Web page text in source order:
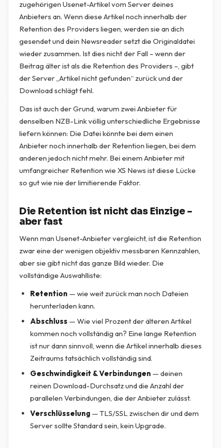
zugehörigen Usenet-Artikel vom Server deines
Anbieters an. Wenn diese Artikel noch innerhalb der
Retention des Providers liegen, werden sie an dich
gesendet und dein Newsreader setzt die Originaldatei
wieder zusammen. Ist dies nicht der Fall – wenn der
Beitrag älter ist als die Retention des Providers –, gibt
der Server „Artikel nicht gefunden“ zurück und der
Download schlägt fehl.
Das ist auch der Grund, warum zwei Anbieter für
denselben NZB-Link völlig unterschiedliche Ergebnisse
liefern können: Die Datei könnte bei dem einen
Anbieter noch innerhalb der Retention liegen, bei dem
anderen jedoch nicht mehr. Bei einem Anbieter mit
umfangreicher Retention wie XS News ist diese Lücke
so gut wie nie der limitierende Faktor.
Die Retention ist nicht das Einzige –
aber fast
Wenn man Usenet-Anbieter vergleicht, ist die Retention
zwar eine der wenigen objektiv messbaren Kennzahlen,
aber sie gibt nicht das ganze Bild wieder. Die
vollständige Auswahlliste:
Retention — wie weit zurück man noch Dateien
herunterladen kann.
Abschluss — Wie viel Prozent der älteren Artikel
kommen noch vollständig an? Eine lange Retention
ist nur dann sinnvoll, wenn die Artikel innerhalb dieses
Zeitraums tatsächlich vollständig sind.
Geschwindigkeit & Verbindungen — deinen
reinen Download-Durchsatz und die Anzahl der
parallelen Verbindungen, die der Anbieter zulässt.
Verschlüsselung — TLS/SSL zwischen dir und dem
Server sollte Standard sein, kein Upgrade.